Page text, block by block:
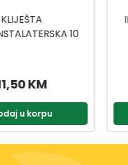
ZA POP
HRS108
KM
u korpu